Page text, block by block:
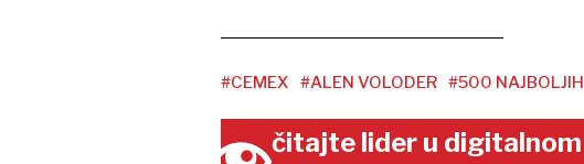
#CEMEX #ALEN VOLODER #500 NAJBOLJIH
čitajte lider u digitalnom